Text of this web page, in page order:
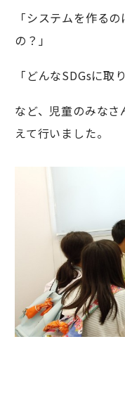
「システムを作る
の？」
「どんなSDGsに取
など、児童のみな
えて行いました。